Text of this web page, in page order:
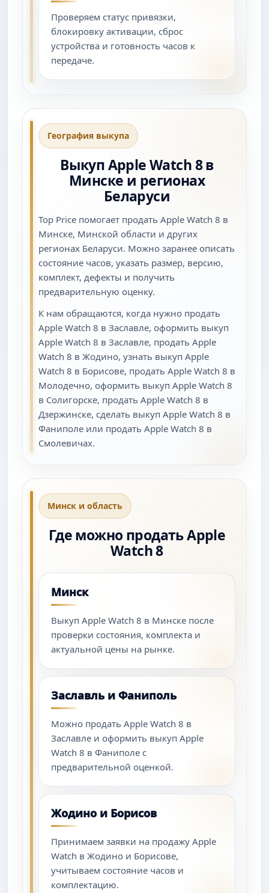
Проверяем статус привязки,
блокировку активации, сброс
устройства и готовность часов к
передаче.
География выкупа
Выкуп Apple Watch 8 в
Минске и регионах
Беларуси
Top Price помогает продать Apple Watch 8 в
Минске, Минской области и других
регионах Беларуси. Можно заранее описать
состояние часов, указать размер, версию,
комплект, дефекты и получить
предварительную оценку.
К нам обращаются, когда нужно продать
Apple Watch 8 в Заславле, оформить выкуп
Apple Watch 8 в Заславле, продать Apple
Watch 8 в Жодино, узнать выкуп Apple
Watch 8 в Борисове, продать Apple Watch 8 в
Молодечно, оформить выкуп Apple Watch 8
в Солигорске, продать Apple Watch 8 в
Дзержинске, сделать выкуп Apple Watch 8 в
Фаниполе или продать Apple Watch 8 в
Смолевичах.
Минск и область
Где можно продать Apple
Watch 8
Минск
Выкуп Apple Watch 8 в Минске после
проверки состояния, комплекта и
актуальной цены на рынке.
Заславль и Фаниполь
Можно продать Apple Watch 8 в
Заславле и оформить выкуп Apple
Watch 8 в Фаниполе с
предварительной оценкой.
Жодино и Борисов
Принимаем заявки на продажу Apple
Watch в Жодино и Борисове,
учитываем состояние часов и
комплектацию.